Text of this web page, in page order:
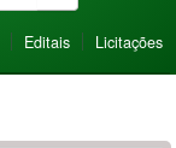
Editais Licitações